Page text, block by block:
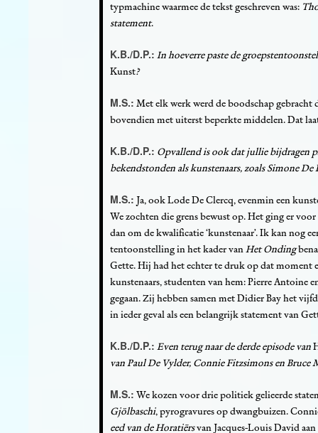
typmachine waarmee de tekst geschreven was:
statement.
K.B./D.P.: In hoeverre paste de
Kunst?
M.S.: Met elk werk werd de boodschap
bovendien met uiterst beperkte middelen. Dat
K.B./D.P.: Opvallend is ook dat jullie bijdragen
bekendstonden als kunstenaars, zoals Simone De
M.S.: Ja, ook Lode De Clercq, evenmin een
We zochten die grens bewust op. Het ging er
dan om de kwalificatie ‘kunstenaar’. Ik kan nog
tentoonstelling in het kader vanHet Onding
Gette. Hij had het echter te druk op dat moment
kunstenaars, studenten van hem: Pierre Antoine
gegaan. Zij hebben samen met Didier Bay het
in ieder geval als een belangrijk statement van
K.B./D.P.: Even terug naar de derde episode van
van Paul De Vylder, Connie Fitzsimons en Bruce
M.S.: We kozen voor drie politiek gelieerde
Gjölbaschi, pyrogravures op dwangbuizen.
eed van de Horatiërsvan Jacques-Louis David